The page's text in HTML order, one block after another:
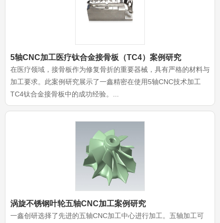
5轴CNC加工医疗钛合金接骨板（TC4）案例研究
在医疗领域，接骨板作为修复骨折的重要器械，具有严格的材料与
加工要求。此案例研究展示了一鑫精密在使用5轴CNC技术加工
TC4钛合金接骨板中的成功经验。...
涡旋不锈钢叶轮五轴CNC加工案例研究
一鑫创研选择了先进的五轴CNC加工中心进行加工。五轴加工可